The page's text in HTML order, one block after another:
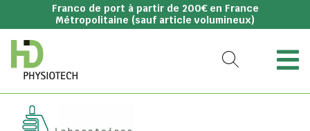
Franco de port à partir de 200€ en France
Métropolitaine (sauf article volumineux)